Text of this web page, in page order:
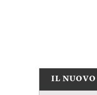
IL NUOVO